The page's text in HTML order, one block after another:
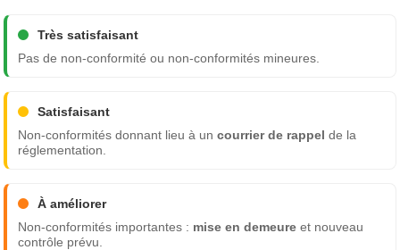
Très satisfaisant
Pas de non-conformité ou non-conformités mineures.
Satisfaisant
Non-conformités donnant lieu à uncourrier de rappel de la
réglementation.
À améliorer
Non-conformités importantes : mise en demeure et nouveau
contrôle prévu.